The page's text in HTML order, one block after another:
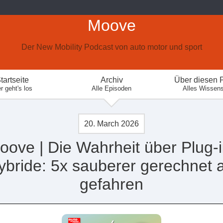
Moove
Der New Mobility Podcast von auto motor und sport
geht's los
Archiv
Alle Episoden
Über diesen
Alles
20. March 2026
| Die Wahrheit über Plug-
5x sauberer gerechnet
gefahren